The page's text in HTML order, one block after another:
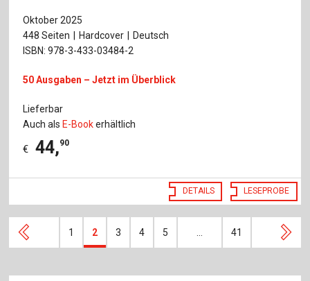
Oktober 2025
448 Seiten
Hardcover
Deutsch
ISBN: 978-3-433-03484-2
50 Ausgaben – Jetzt im Überblick
Lieferbar
Auch alsE-Bookerhältlich
€ 44,90
DETAILS LESEPROBE
1 2 3 4 5 41